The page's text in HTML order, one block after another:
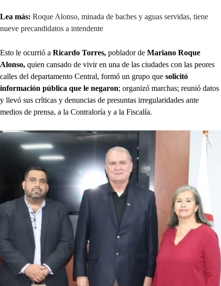
Lea más: Roque Alonso, minada de baches y aguas servidas, tiene
nueve precandidatos a intendente
Esto le ocurrió a Ricardo Torres, poblador de Mariano Roque
Alonso, quien cansado de vivir en una de las ciudades con las peores
calles del departamento Central, formó un grupo que solicitó
información pública que le negaron; organizó marchas; reunió datos
y llevó sus críticas y denuncias de presuntas irregularidades ante
medios de prensa, a la Contraloría y a la Fiscalía.